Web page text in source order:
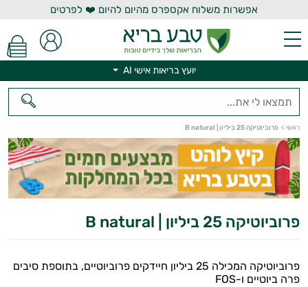
אפשרות משלוח אקספרס מהיום להיום ❤️ לפרטים
יועץ בריאות אישי AI
ראשי > פרוביוטיקה 25 ביליון | B natural
פרוביוטיקה 25 ביליון | B natural
פרוביוטיקה המכילה 25 ביליון חיידקים פרוביוטיים, בתוספת סיבים
פרה ביוטיים ו-FOS
יועץ בריאות אישי AI